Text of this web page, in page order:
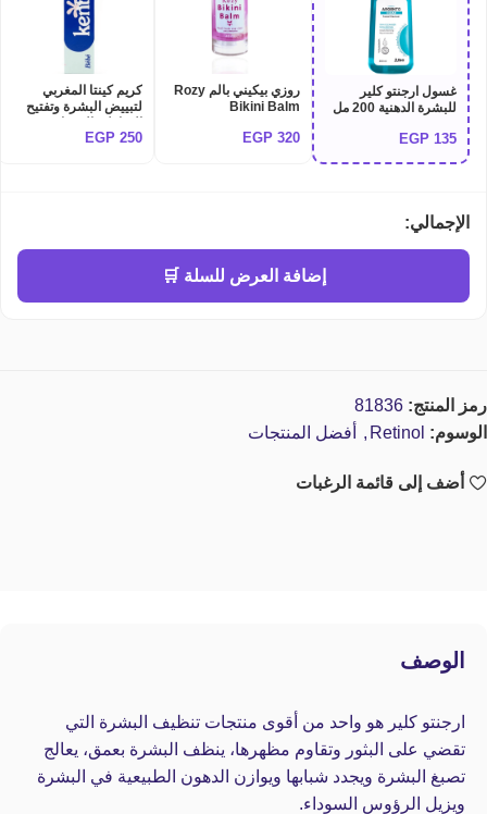
غسول ارجنتو كلير
للبشرة الدهنية 200 مل
135
EGP
روزي بيكيني بالم Rozy
Bikini Balm
320
EGP
كريم كينتا المغربي
لتبييض البشرة وتفتيح
جرام - Kenta
250
EGP
الإجمالي:
إضافة العرض للسلة 🛒
رمز المنتج: 81836
الوسوم: Retinol
, أفضل المنتجات
أضف إلى قائمة الرغبات
الوصف
ارجنتو كلير هو واحد من أقوى منتجات تنظيف البشرة التي
تقضي على البثور وتقاوم مظهرها، ينظف البشرة بعمق، يعالج
تصبغ البشرة ويجدد شبابها ويوازن الدهون الطبيعية في البشرة
ويزيل الرؤوس السوداء.